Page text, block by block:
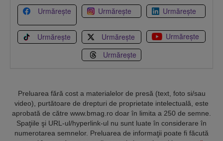
Urmărește Urmărește Urmărește
Urmărește Urmărește
Urmărește
Urmărește
Preluarea fără cost a materialelor de presă (text, foto si/sau
video), purtătoare de drepturi de proprietate intelectuală, este
aprobată de către www.bmag.ro doar în limita a 250 de semne.
Spaţiile şi URL-ul/hyperlink-ul nu sunt luate în considerare în
numerotarea semnelor. Preluarea de informaţii poate fi făcută